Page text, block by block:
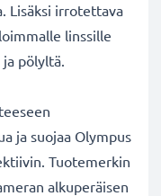
Lisäksi irrotettava
linssille
pölyltä.
ja suojaa Olympus
Tuotemerkin
alkuperäisen